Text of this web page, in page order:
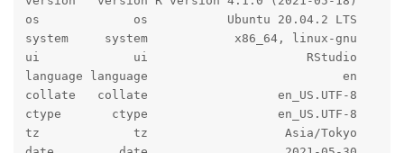
os             os           Ubuntu 20.04.2 LTS
system     system            x86_64, linux-gnu
ui             ui                      RStudio
language language                           en
collate   collate                  en_US.UTF-8
ctype       ctype                  en_US.UTF-8
tz             tz                   Asia/Tokyo